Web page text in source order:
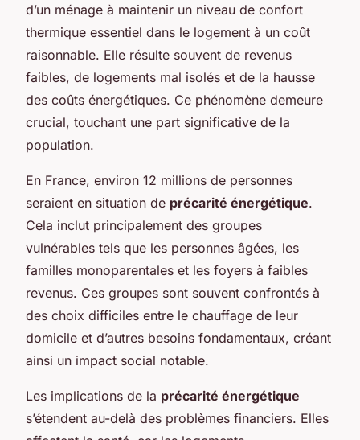
d’un ménage à maintenir un niveau de confort
thermique essentiel dans le logement à un coût
raisonnable. Elle résulte souvent de revenus
faibles, de logements mal isolés et de la hausse
des coûts énergétiques. Ce phénomène demeure
crucial, touchant une part significative de la
population.
En France, environ 12 millions de personnes
seraient en situation de précarité énergétique.
Cela inclut principalement des groupes
vulnérables tels que les personnes âgées, les
familles monoparentales et les foyers à faibles
revenus. Ces groupes sont souvent confrontés à
des choix difficiles entre le chauffage de leur
domicile et d’autres besoins fondamentaux, créant
ainsi un impact social notable.
Les implications de la précarité énergétique
s’étendent au-delà des problèmes financiers. Elles